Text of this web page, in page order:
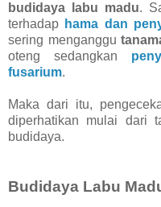
budidaya labu madu.
terhadap hama dan
sering menganggu
oteng sedangkan
fusarium.
Maka dari itu,
diperhatikan mulai dari
budidaya.
Budidaya Labu